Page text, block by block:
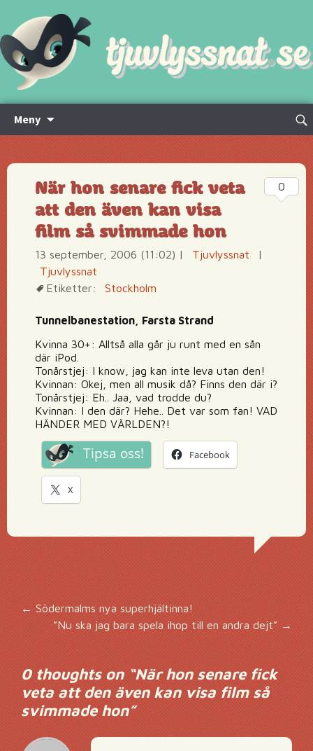
Meny
innehåll
Sök
När hon senare fick veta
att den även kan visa
film så svimmade hon
13 september, 2006 (11:02) | Tjuvlyssnat
|
Tjuvlyssnat
Etiketter:
Stockholm
Tunnelbanestation, Farsta Strand
Kvinna 30+: Alltså alla går ju runt med en sån
där iPod.
Tonårstjej: I know, jag kan inte leva utan den!
Kvinnan: Okej, men all musik då? Finns den där i?
Tonårstjej: Eh.. Jaa, vad trodde du?
Kvinnan: I den där? Hehe.. Det var som fan! VAD
HÄNDER MED VÄRLDEN?!
Tipsa oss! Facebook
X
0
Inläggsnavigering
← Södermalms nya superhjältinna!
”Nu ska jag bara spela ihop till en andra dejt” →
0 thoughts on “När hon senare fick
veta att den även kan visa film så
svimmade hon”